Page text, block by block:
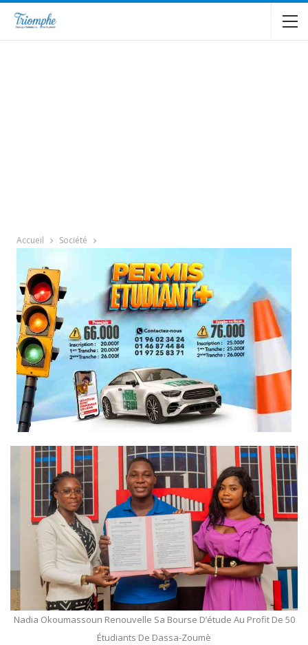
Accueil Société
Nadia Okoumassoun Renouvelle Sa Bourse D’étude Au Profit De 50
Étudiants De Dassa-Zoumè